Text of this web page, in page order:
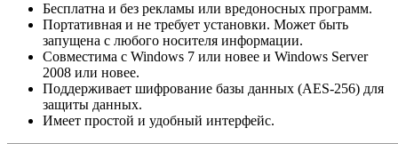
Бесплатна и без рекламы или вредоносных программ.
Портативная и не требует установки. Может быть
запущена с любого носителя информации.
Совместима с Windows 7 или новее и Windows Server
2008 или новее.
Поддерживает шифрование базы данных (AES-256) для
защиты данных.
Имеет простой и удобный интерфейс.